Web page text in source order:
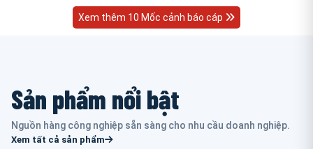
Xem thêm 10 Mốc cảnh báo cáp
Sản phẩm nổi bật
Nguồn hàng công nghiệp sẵn sàng cho nhu cầu doanh nghiệp.
Xem tất cả sản phẩm